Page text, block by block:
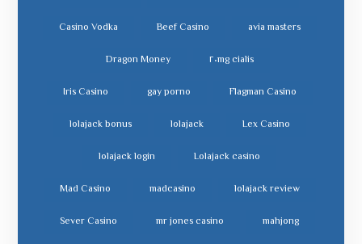
avia masters
Beef Casino
Casino Vodka
cialis ٢٠mg Dragon Money
Flagman Casino
gay porno
Iris Casino
Lex Casino
lolajack
lolajack bonus
Lolajack casino
lolajack login
lolajack review
madcasino
Mad Casino
mahjong
mr jones casino
Sever Casino